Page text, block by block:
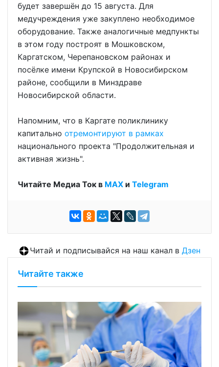
будет завершён до 15 августа. Для
медучреждения уже закуплено необходимое
оборудование. Также аналогичные медпункты
в этом году построят в Мошковском,
Каргатском, Черепановском районах и
посёлке имени Крупской в Новосибирском
районе, сообщили в Минздраве
Новосибирской области.
Напомним, что в Каргате поликлинику
капитально отремонтируют в рамках
национального проекта "Продолжительная и
активная жизнь".
Читайте Медиа Ток в МАХ и Telegram
Читай и подписывайся на наш канал в Дзен
Читайте также